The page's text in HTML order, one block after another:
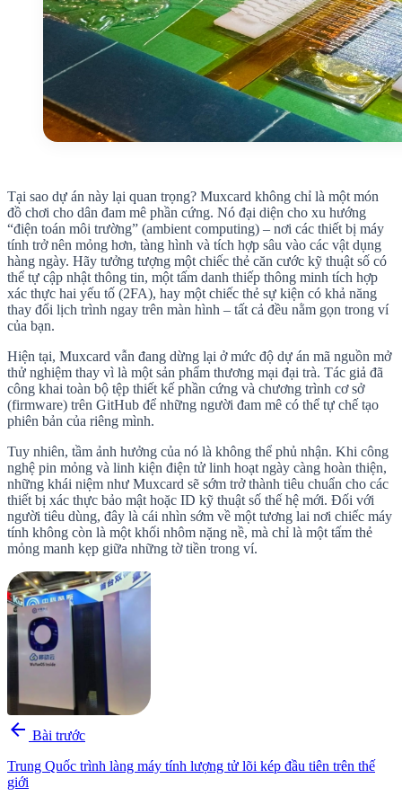
Tại sao dự án này lại quan trọng? Muxcard không chỉ là một món
đồ chơi cho dân đam mê phần cứng. Nó đại diện cho xu hướng
“điện toán môi trường” (ambient computing) – nơi các thiết bị máy
tính trở nên mỏng hơn, tàng hình và tích hợp sâu vào các vật dụng
hàng ngày. Hãy tưởng tượng một chiếc thẻ căn cước kỹ thuật số có
thể tự cập nhật thông tin, một tấm danh thiếp thông minh tích hợp
xác thực hai yếu tố (2FA), hay một chiếc thẻ sự kiện có khả năng
thay đổi lịch trình ngay trên màn hình – tất cả đều nằm gọn trong ví
của bạn.
Hiện tại, Muxcard vẫn đang dừng lại ở mức độ dự án mã nguồn mở
thử nghiệm thay vì là một sản phẩm thương mại đại trà. Tác giả đã
công khai toàn bộ tệp thiết kế phần cứng và chương trình cơ sở
(firmware) trên GitHub để những người đam mê có thể tự chế tạo
phiên bản của riêng mình.
Tuy nhiên, tầm ảnh hưởng của nó là không thể phủ nhận. Khi công
nghệ pin mỏng và linh kiện điện tử linh hoạt ngày càng hoàn thiện,
những khái niệm như Muxcard sẽ sớm trở thành tiêu chuẩn cho các
thiết bị xác thực bảo mật hoặc ID kỹ thuật số thế hệ mới. Đối với
người tiêu dùng, đây là cái nhìn sớm về một tương lai nơi chiếc máy
tính không còn là một khối nhôm nặng nề, mà chỉ là một tấm thẻ
mỏng manh kẹp giữa những tờ tiền trong ví.
arrow_back Bài trước
Trung Quốc trình làng máy tính lượng tử lõi kép đầu tiên trên thế
giới